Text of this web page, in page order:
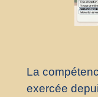
La
exercée